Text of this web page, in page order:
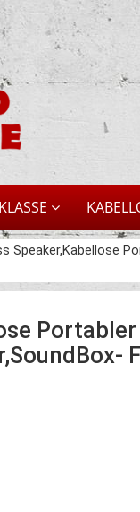
Speaker,Kabellose